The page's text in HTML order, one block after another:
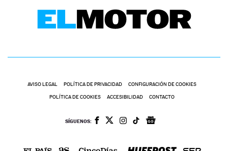
AVISO LEGAL POLÍTICA DE PRIVACIDAD CONFIGURACIÓN DE COOKIES
POLÍTICA DE COOKIES ACCESIBILIDAD CONTACTO
SÍGUENOS: